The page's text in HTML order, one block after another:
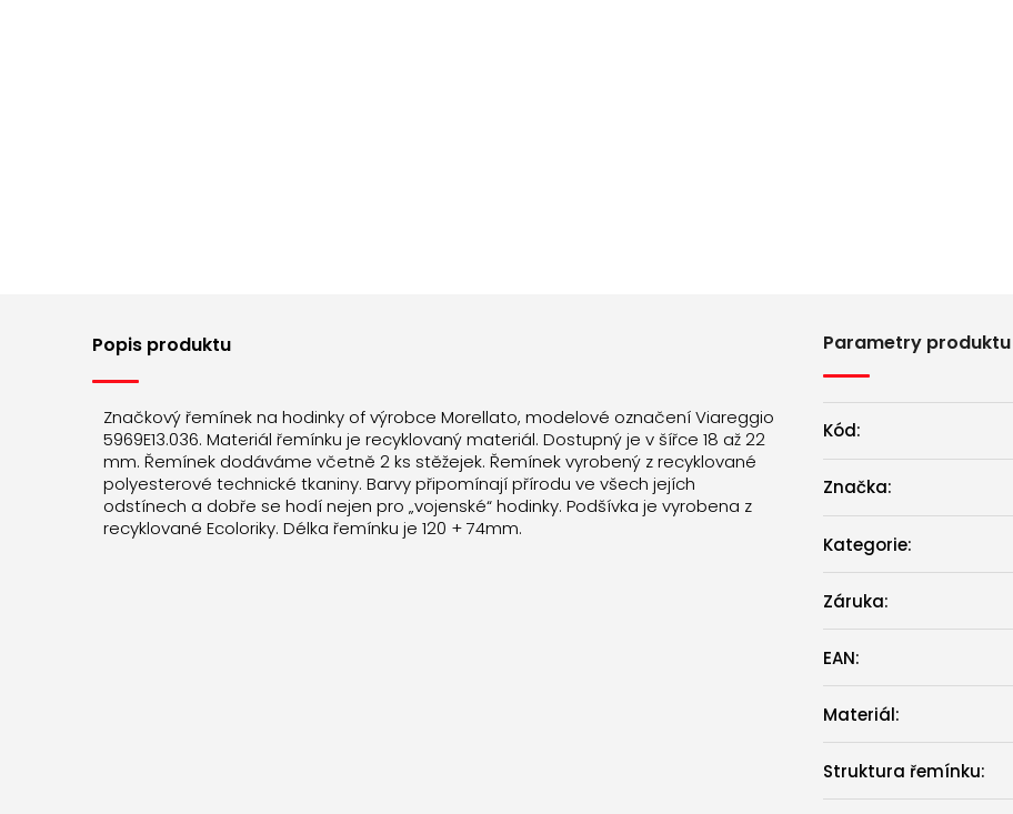
Popis produktu
Značkový řemínek na hodinky of výrobce Morellato, modelové označení Viareggio
5969E13.036. Materiál řemínku je recyklovaný materiál. Dostupný je v šířce 18 až 22
mm. Řemínek dodáváme včetně 2 ks stěžejek. Řemínek vyrobený z recyklované
polyesterové technické tkaniny. Barvy připomínají přírodu ve všech jejích
odstínech a dobře se hodí nejen pro „vojenské“ hodinky. Podšívka je vyrobena z
recyklované Ecoloriky. Délka řemínku je 120 + 74mm.
Parametry produktu
Kód:
Značka:
Kategorie:
Záruka:
EAN:
Materiál:
Struktura řemínku: